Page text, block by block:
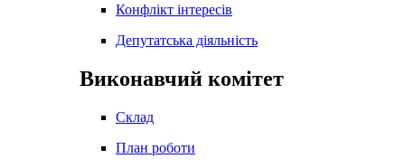
Конфлікт інтересів
Депутатська діяльність
Виконавчий комітет
Склад
План роботи